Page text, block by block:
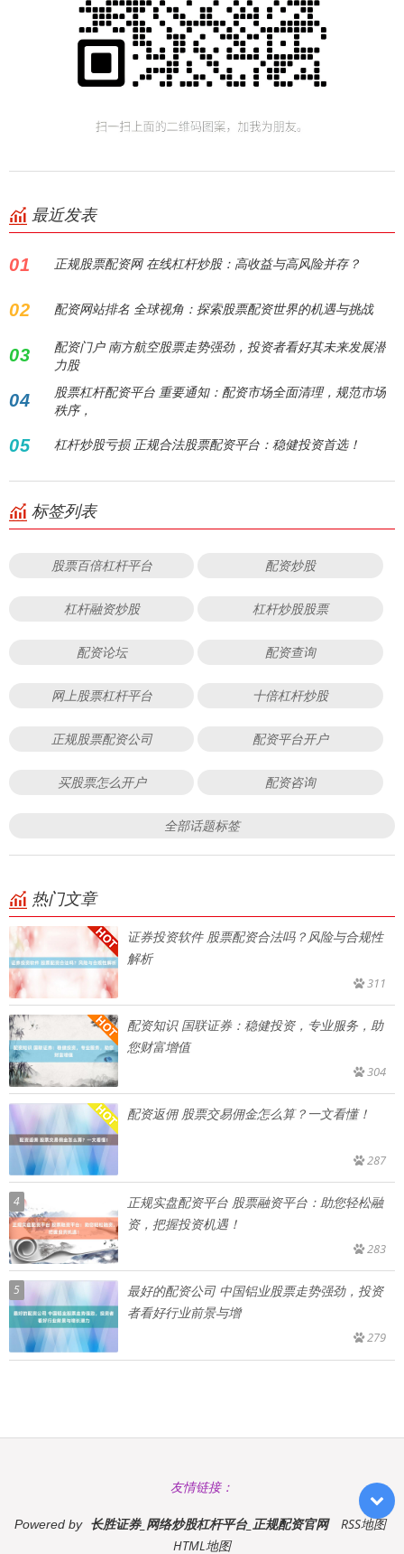
最近发表
01 正规股票配资网 在线杠杆炒股：高收益与高风险并存？
02 配资网站排名 全球视角：探索股票配资世界的机遇与挑战
03
配资门户 南方航空股票走势强劲，投资者看好其未来发展潜
力股
04
股票杠杆配资平台 重要通知：配资市场全面清理，规范市场
秩序，
05 杠杆炒股亏损 正规合法股票配资平台：稳健投资首选！
标签列表
股票百倍杠杆平台 配资炒股
杠杆融资炒股 杠杆炒股股票
配资论坛 配资查询
网上股票杠杆平台 十倍杠杆炒股
正规股票配资公司 配资平台开户
买股票怎么开户 配资咨询
全部话题标签
热门文章
证券投资软件 股票配资合法吗？风险与合规性
解析
311
配资知识 国联证券：稳健投资，专业服务，助
您财富增值
304
配资返佣 股票交易佣金怎么算？一文看懂！
287
4
正规实盘配资平台 股票融资平台：助您轻松融
资，把握投资机遇！
283
5
最好的配资公司 中国铝业股票走势强劲，投资
者看好行业前景与增
279
友情链接：
Powered by 长胜证券_网络炒股杠杆平台_正规配资官网
RSS地图
HTML地图